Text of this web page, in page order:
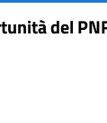
del